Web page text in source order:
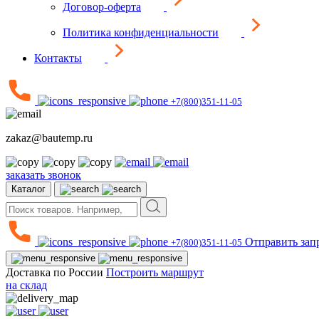
Договор-оферта
Политика конфиденциальности
Контакты
+7(800)351-11-05
zakaz@bautemp.ru
заказать звонок
Каталог
+7(800)351-11-05 Отправить
Доставка по России Построить маршрут
на склад